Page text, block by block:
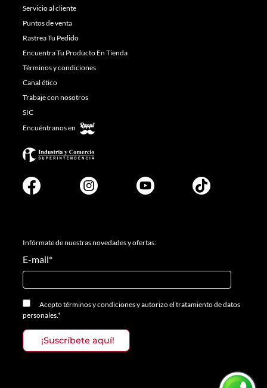
Servicio al cliente
Puntos de venta
Rastrea Tu Pedido
Encuentra Tu Producto En Tienda
Términos y condiciones
Canal ético
Trabaje con nosotros
SIC
Encuéntranos en
Infórmate de nuestras novedades y ofertas:
E-mail*
Aceptotérminos y condicionesyautorizo el tratamiento de datos
personales.*